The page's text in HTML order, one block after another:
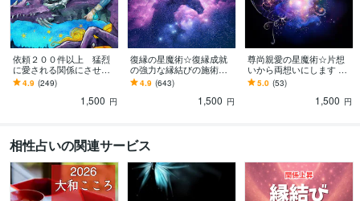
依頼２００件以上 猛烈
に愛される関係にさせま
す 奇跡の鑑定で、彼から
猛烈に愛される人生を手
に入れませんか？
4.9 (249)
1,500 円
復縁の星魔術☆復縁成就
の強力な縁結びの施術を
します 【依頼500件以
上】守護星が復縁を成就
4.9 (643)
1,500 円
尊尚親愛の星魔術☆片想
いから両想いにします 星
魔術と守護星の光で二人
の魂は融合します。
5.0 (53)
1,500 円
相性占いの関連サービス